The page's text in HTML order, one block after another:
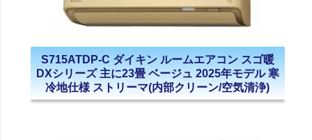
S715ATDP-C ダイキン ルームエアコン スゴ暖
DXシリーズ 主に23畳 ベージュ 2025年モデル 寒
冷地仕様 ストリーマ(内部クリーン/空気清浄)